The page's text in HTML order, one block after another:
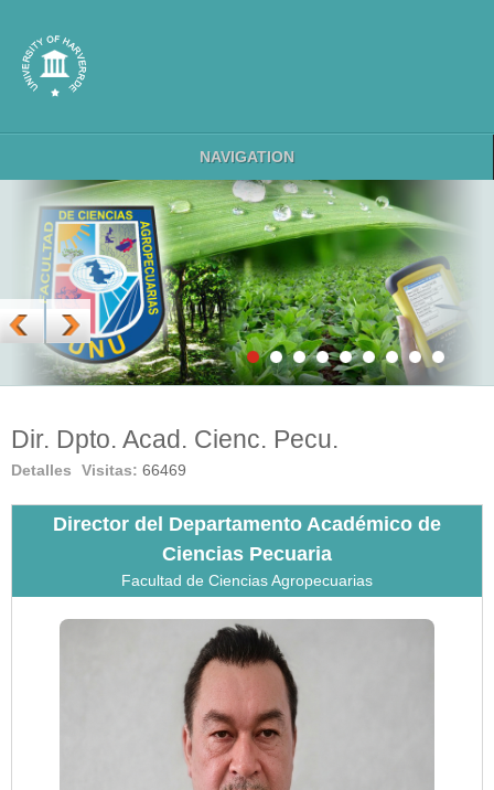
NAVIGATION
Dir. Dpto. Acad. Cienc. Pecu.
Detalles Visitas: 66469
Director del Departamento Académico de
Ciencias Pecuaria
Facultad de Ciencias Agropecuarias